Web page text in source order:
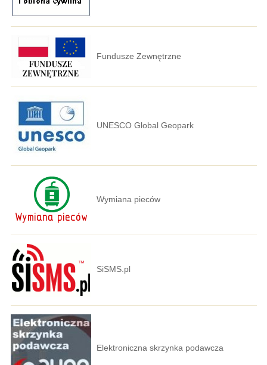
Fundusze Zewnętrzne
UNESCO Global Geopark
Wymiana pieców
SiSMS.pl
Elektroniczna skrzynka podawcza